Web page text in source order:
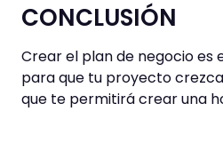
CONCLUSIÓN
Crear el plan de negocio es
para que tu proyecto
que te permitirá crear una